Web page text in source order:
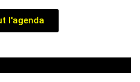
l'agenda